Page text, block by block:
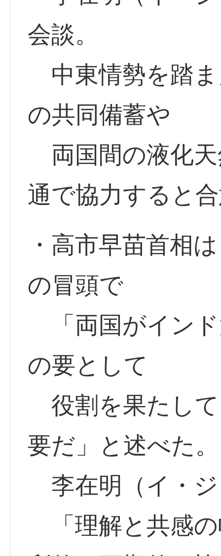
会談。
中東情勢を踏
の共同備蓄や
両国間の液化
通で協力すると
・高市早苗首相
の冒頭で
「両国がイン
の要として
役割を果たし
要だ」と述べた。
李在明（イ・
「理解と共感